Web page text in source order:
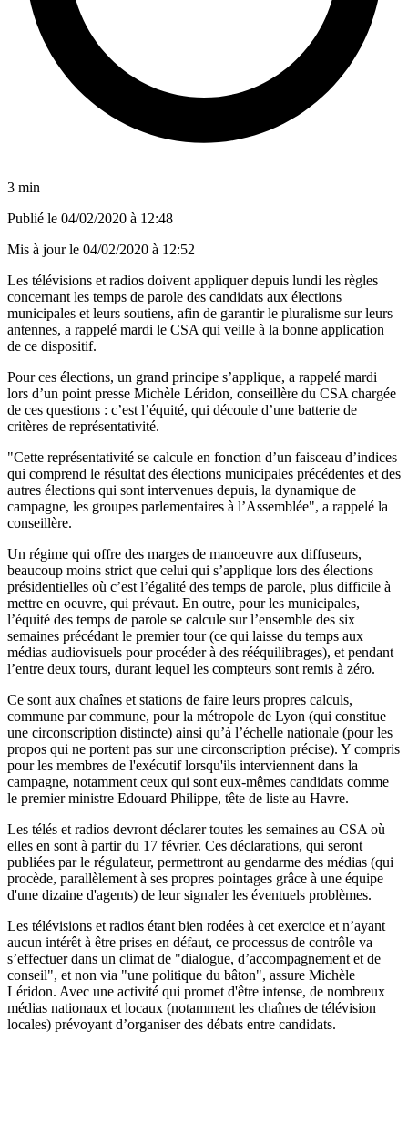
3 min
Publié le 04/02/2020 à 12:48
Mis à jour le 04/02/2020 à 12:52
Les télévisions et radios doivent appliquer depuis lundi les règles
concernant les temps de parole des candidats aux élections
municipales et leurs soutiens, afin de garantir le pluralisme sur leurs
antennes, a rappelé mardi le CSA qui veille à la bonne application
de ce dispositif.
Pour ces élections, un grand principe s’applique, a rappelé mardi
lors d’un point presse Michèle Léridon, conseillère du CSA chargée
de ces questions : c’est l’équité, qui découle d’une batterie de
critères de représentativité.
"Cette représentativité se calcule en fonction d’un faisceau d’indices
qui comprend le résultat des élections municipales précédentes et des
autres élections qui sont intervenues depuis, la dynamique de
campagne, les groupes parlementaires à l’Assemblée", a rappelé la
conseillère.
Un régime qui offre des marges de manoeuvre aux diffuseurs,
beaucoup moins strict que celui qui s’applique lors des élections
présidentielles où c’est l’égalité des temps de parole, plus difficile à
mettre en oeuvre, qui prévaut. En outre, pour les municipales,
l’équité des temps de parole se calcule sur l’ensemble des six
semaines précédant le premier tour (ce qui laisse du temps aux
médias audiovisuels pour procéder à des rééquilibrages), et pendant
l’entre deux tours, durant lequel les compteurs sont remis à zéro.
Ce sont aux chaînes et stations de faire leurs propres calculs,
commune par commune, pour la métropole de Lyon (qui constitue
une circonscription distincte) ainsi qu’à l’échelle nationale (pour les
propos qui ne portent pas sur une circonscription précise). Y compris
pour les membres de l'exécutif lorsqu'ils interviennent dans la
campagne, notamment ceux qui sont eux-mêmes candidats comme
le premier ministre Edouard Philippe, tête de liste au Havre.
Les télés et radios devront déclarer toutes les semaines au CSA où
elles en sont à partir du 17 février. Ces déclarations, qui seront
publiées par le régulateur, permettront au gendarme des médias (qui
procède, parallèlement à ses propres pointages grâce à une équipe
d'une dizaine d'agents) de leur signaler les éventuels problèmes.
Les télévisions et radios étant bien rodées à cet exercice et n’ayant
aucun intérêt à être prises en défaut, ce processus de contrôle va
s’effectuer dans un climat de "dialogue, d’accompagnement et de
conseil", et non via "une politique du bâton", assure Michèle
Léridon. Avec une activité qui promet d'être intense, de nombreux
médias nationaux et locaux (notamment les chaînes de télévision
locales) prévoyant d’organiser des débats entre candidats.